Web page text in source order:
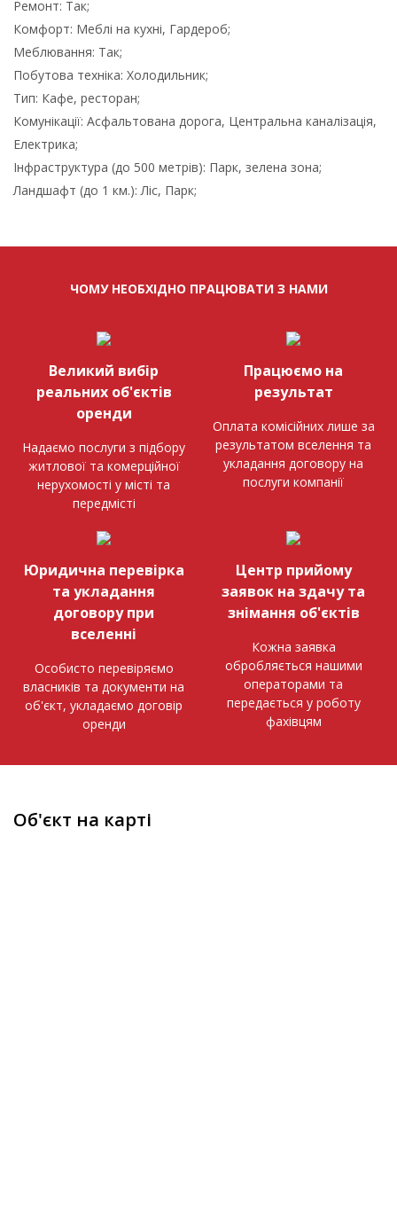
Ремонт: Так;
Комфорт: Меблі на кухні, Гардероб;
Меблювання: Так;
Побутова техніка: Холодильник;
Тип: Кафе, ресторан;
Комунікації: Асфальтована дорога, Центральна каналізація,
Електрика;
Інфраструктура (до 500 метрів): Парк, зелена зона;
Ландшафт (до 1 км.): Ліс, Парк;
ЧОМУ НЕОБХІДНО ПРАЦЮВАТИ З НАМИ
Великий вибір
реальних об'єктів
оренди
Надаємо послуги з підбору
житлової та комерційної
нерухомості у місті та
передмісті
Працюємо на
результат
Оплата комісійних лише за
результатом вселення та
укладання договору на
послуги компанії
Юридична перевірка
та укладання
договору при
вселенні
Особисто перевіряємо
власників та документи на
об'єкт, укладаємо договір
оренди
Центр прийому
заявок на здачу та
знімання об'єктів
Кожна заявка
обробляється нашими
операторами та
передається у роботу
фахівцям
Об'єкт на карті